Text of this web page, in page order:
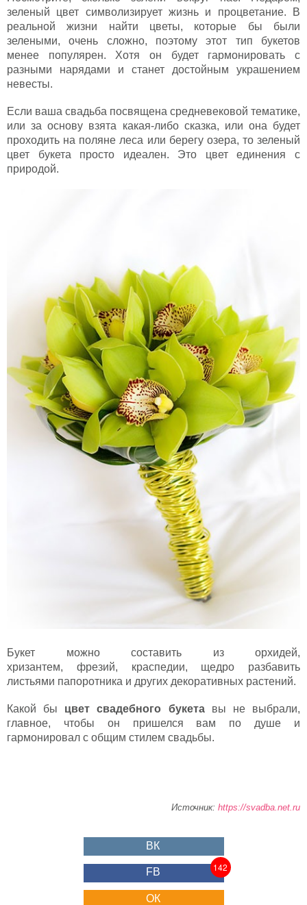
зеленый цвет символизирует жизнь и процветание. В
реальной жизни найти цветы, которые бы были
зелеными, очень сложно, поэтому этот тип букетов
менее популярен. Хотя он будет гармонировать с
разными нарядами и станет достойным украшением
невесты.
Если ваша свадьба посвящена средневековой тематике,
или за основу взята какая-либо сказка, или она будет
проходить на поляне леса или берегу озера, то зеленый
цвет букета просто идеален. Это цвет единения с
природой.
Букет можно составить из орхидей,
хризантем, фрезий, краспедии, щедро разбавить
листьями папоротника и других декоративных растений.
Какой бы цвет свадебного букетавы не выбрали,
главное, чтобы он пришелся вам по душе и
гармонировал с общим стилем свадьбы.
Источник: https://svadba.net.ru
ВК
FB 142
ОК